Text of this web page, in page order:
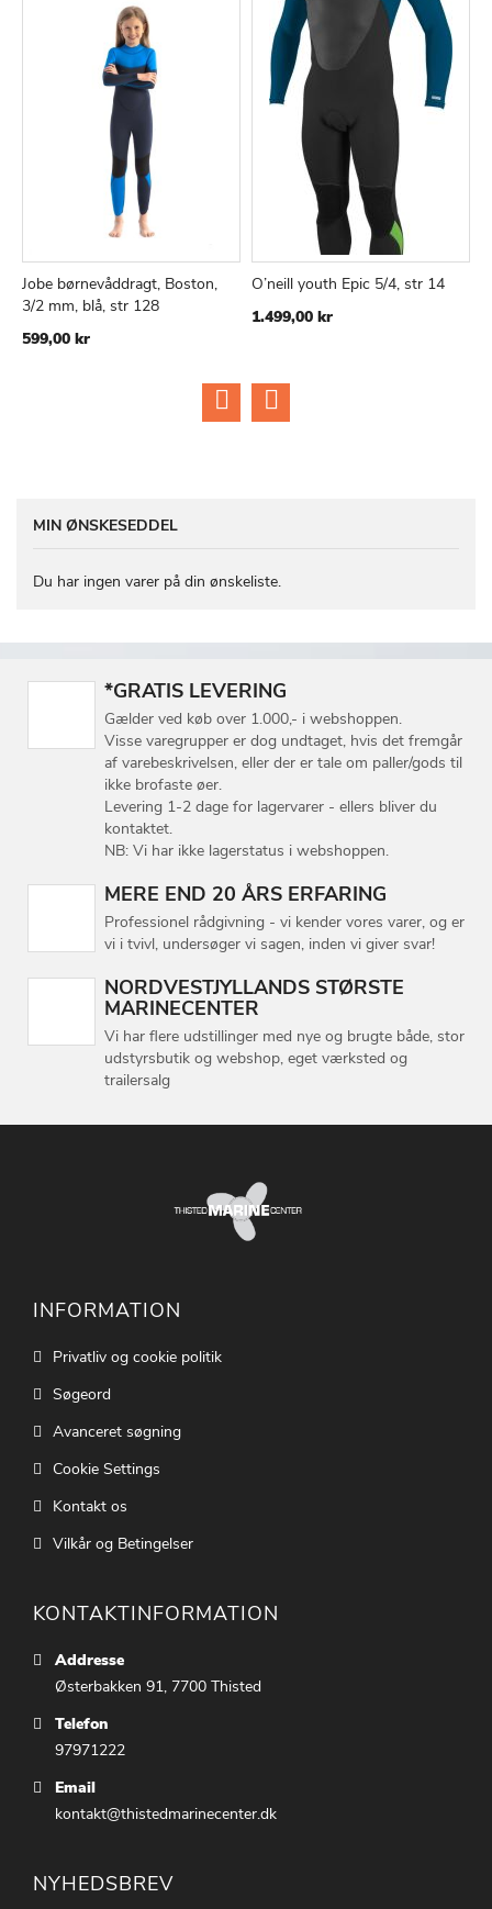
Læg i kurv
TILFØJSAMMENLIGN
Jobe børnevåddragt, Boston,
3/2 mm, blå, str 128
599,00 kr
TILFØJ
O’neill youth Epic 5/4, str 14
1.499,00 kr
MIN ØNSKESEDDEL
Du har ingen varer på din ønskeliste.
*GRATIS LEVERING
Gælder ved køb over 1.000,- i webshoppen.
Visse varegrupper er dog undtaget, hvis det fremgår
af varebeskrivelsen, eller der er tale om paller/gods til
ikke brofaste øer.
Levering 1-2 dage for lagervarer - ellers bliver du
kontaktet.
NB: Vi har ikke lagerstatus i webshoppen.
MERE END 20 ÅRS ERFARING
Professionel rådgivning - vi kender vores varer, og er
vi i tvivl, undersøger vi sagen, inden vi giver svar!
NORDVESTJYLLANDS STØRSTE
MARINECENTER
Vi har flere udstillinger med nye og brugte både, stor
udstyrsbutik og webshop, eget værksted og
trailersalg
INFORMATION
Privatliv og cookie politik
Søgeord
Avanceret søgning
Cookie Settings
Kontakt os
Vilkår og Betingelser
KONTAKTINFORMATION
Addresse
Østerbakken 91, 7700 Thisted
Telefon
97971222
Email
kontakt@thistedmarinecenter.dk
NYHEDSBREV